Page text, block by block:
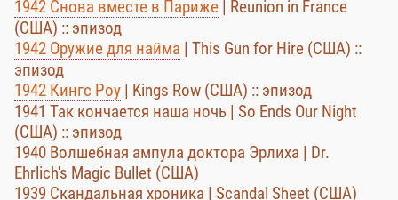
1942 Снова вместе в Париже | Reunion in France
(США) :: эпизод
1942 Оружие для найма | This Gun for Hire (США) ::
эпизод
1942 Кингс Роу | Kings Row (США) :: эпизод
1941 Так кончается наша ночь | So Ends Our Night
(США) :: эпизод
1940 Волшебная ампула доктора Эрлиха | Dr.
Ehrlich's Magic Bullet (США)
1939 Скандальная хроника | Scandal Sheet (США)